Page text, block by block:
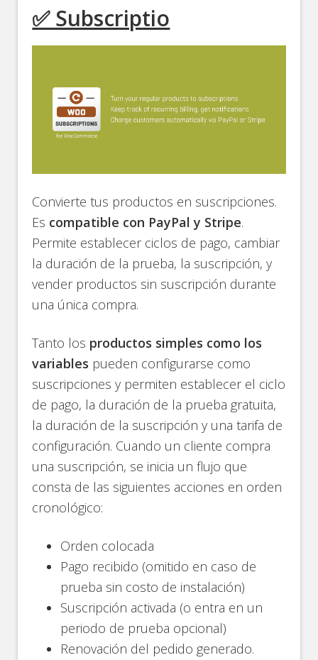
✅ Subscriptio
Convierte tus productos en suscripciones.
Es compatible con PayPal y Stripe.
Permite establecer ciclos de pago, cambiar
la duración de la prueba, la suscripción, y
vender productos sin suscripción durante
una única compra.
Tanto los productos simples como los
variables pueden configurarse como
suscripciones y permiten establecer el ciclo
de pago, la duración de la prueba gratuita,
la duración de la suscripción y una tarifa de
configuración. Cuando un cliente compra
una suscripción, se inicia un flujo que
consta de las siguientes acciones en orden
cronológico:
Orden colocada
Pago recibido (omitido en caso de
prueba sin costo de instalación)
Suscripción activada (o entra en un
periodo de prueba opcional)
Renovación del pedido generado.